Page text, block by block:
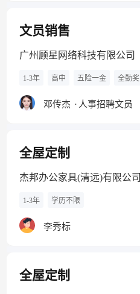
文员销售
广州顾星网络科技有限公司
1-3年 高中 五险一金 全勤奖
邓传杰 · 人事招聘文员
全屋定制
杰邦办公家具(清远)有限公司
1-3年 学历不限
李秀标
全屋定制